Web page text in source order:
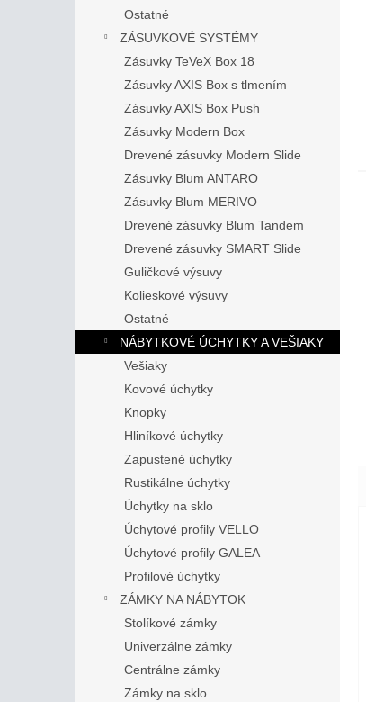
Ostatné
ZÁSUVKOVÉ SYSTÉMY
Zásuvky TeVeX Box 18
Zásuvky AXIS Box s tlmením
Zásuvky AXIS Box Push
Zásuvky Modern Box
Drevené zásuvky Modern Slide
Zásuvky Blum ANTARO
Zásuvky Blum MERIVO
Drevené zásuvky Blum Tandem
Drevené zásuvky SMART Slide
Guličkové výsuvy
Kolieskové výsuvy
Ostatné
NÁBYTKOVÉ ÚCHYTKY A VEŠIAKY
Vešiaky
Kovové úchytky
Knopky
Hliníkové úchytky
Zapustené úchytky
Rustikálne úchytky
Úchytky na sklo
Úchytové profily VELLO
Úchytové profily GALEA
Profilové úchytky
ZÁMKY NA NÁBYTOK
Stolíkové zámky
Univerzálne zámky
Centrálne zámky
Zámky na sklo